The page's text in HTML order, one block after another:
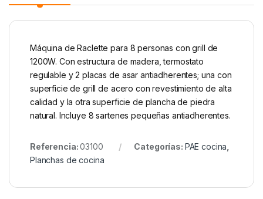
Máquina de Raclette para 8 personas con grill de
1200W. Con estructura de madera, termostato
regulable y 2 placas de asar antiadherentes; una con
superficie de grill de acero con revestimiento de alta
calidad y la otra superficie de plancha de piedra
natural. Incluye 8 sartenes pequeñas antiadherentes.
Referencia:03100 Categorías: PAE cocina
Planchas de cocina